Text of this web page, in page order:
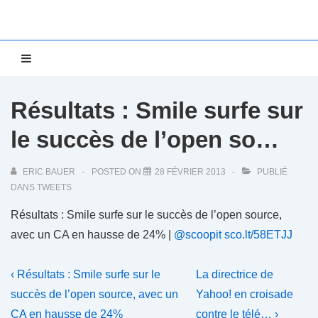
Résultats : Smile surfe sur
le succès de l’open so…
ERIC BAUER POSTED ON 28 FÉVRIER 2013
PUBLIÉ
DANS TWEETS
Résultats : Smile surfe sur le succès de l’open source,
avec un CA en hausse de 24% | @scoopit sco.lt/58ETJJ
Navigation
de
Previous
Post
is
‹ Résultats : Smile surfe sur le
succès de l’open source, avec un
CA en hausse de 24%
Next
Post
is
La directrice de
Yahoo! en croisade
contre le télé… ›